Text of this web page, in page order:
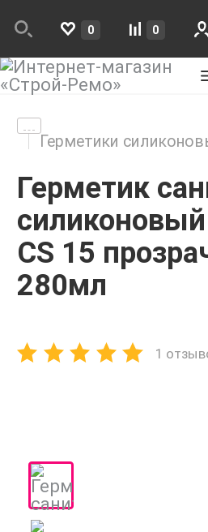
0 0
Герметики
Герметик
CS 15
280мл
1